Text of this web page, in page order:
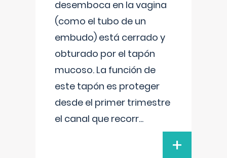
desemboca en la vagina
(como el tubo de un
embudo) está cerrado y
obturado por el tapón
mucoso. La función de
este tapón es proteger
desde el primer trimestre
el canal que recorr...
+